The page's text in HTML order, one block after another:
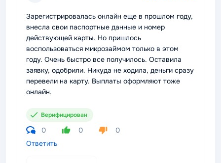
Зарегистрировалась онлайн еще в прошлом году,
внесла свои паспортные данные и номер
действующей карты. Но пришлось
воспользоваться микрозаймом только в этом
году. Очень быстро все получилось. Оставила
заявку, одобрили. Никуда не ходила, деньги сразу
перевели на карту. Выплаты оформляют тоже
онлайн.
Верифицирован
0 0
0
Ответить